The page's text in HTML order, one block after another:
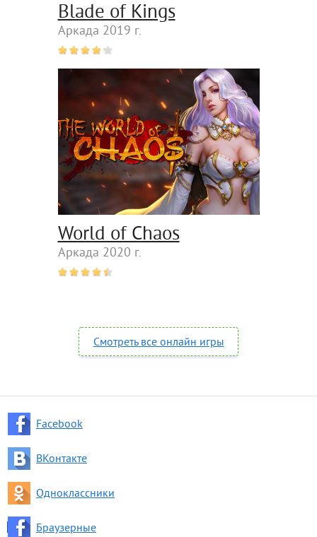
Blade of Kings
Аркада 2019 г.
World of Chaos
Аркада 2020 г.
Смотреть все онлайн игры
Facebook
ВКонтакте
Одноклассники
Браузерные